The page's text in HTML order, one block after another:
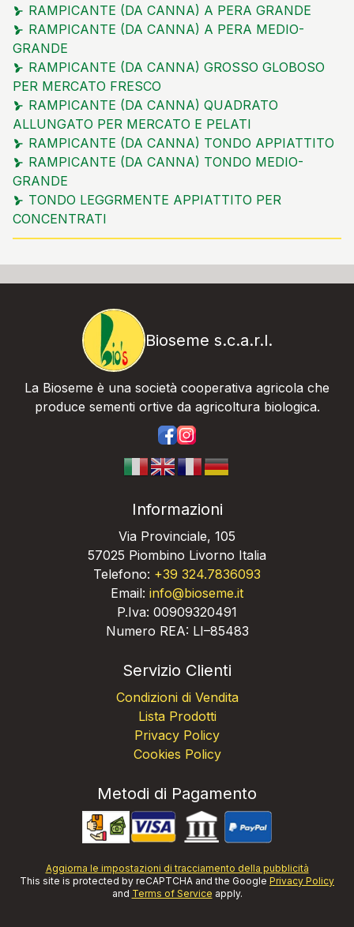
RAMPICANTE (DA CANNA) A PERA GRANDE
RAMPICANTE (DA CANNA) A PERA MEDIO-
GRANDE
RAMPICANTE (DA CANNA) GROSSO GLOBOSO
PER MERCATO FRESCO
RAMPICANTE (DA CANNA) QUADRATO
ALLUNGATO PER MERCATO E PELATI
RAMPICANTE (DA CANNA) TONDO APPIATTITO
RAMPICANTE (DA CANNA) TONDO MEDIO-
GRANDE
TONDO LEGGRMENTE APPIATTITO PER
CONCENTRATI
Bioseme s.c.a.r.l.
La Bioseme è una società cooperativa agricola che
produce sementi ortive da agricoltura biologica.
Informazioni
Via Provinciale, 105
57025 Piombino Livorno Italia
Telefono: +39 324.7836093
Email: info@bioseme.it
P.Iva: 00909320491
Numero REA: LI–85483
Servizio Clienti
Condizioni di Vendita
Lista Prodotti
Privacy Policy
Cookies Policy
Metodi di Pagamento
Aggiorna le impostazioni di tracciamento della pubblicità
This site is protected by reCAPTCHA and the Google Privacy Policy
and Terms of Service apply.